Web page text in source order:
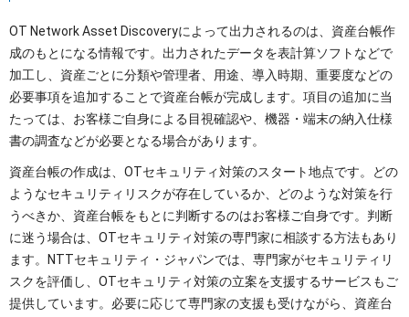
OT Network Asset Discoveryによって出力されるのは、資産台帳作
成のもとになる情報です。出力されたデータを表計算ソフトなどで
加工し、資産ごとに分類や管理者、用途、導入時期、重要度などの
必要事項を追加することで資産台帳が完成します。項目の追加に当
たっては、お客様ご自身による目視確認や、機器・端末の納入仕様
書の調査などが必要となる場合があります。
資産台帳の作成は、OTセキュリティ対策のスタート地点です。どの
ようなセキュリティリスクが存在しているか、どのような対策を行
うべきか、資産台帳をもとに判断するのはお客様ご自身です。判断
に迷う場合は、OTセキュリティ対策の専門家に相談する方法もあり
ます。NTTセキュリティ・ジャパンでは、専門家がセキュリティリ
スクを評価し、OTセキュリティ対策の立案を支援するサービスもご
提供しています。必要に応じて専門家の支援も受けながら、資産台